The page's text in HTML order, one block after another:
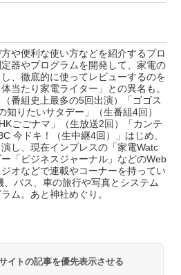
や便利な使い方などを紹介するプロ
器やプログラムを開発して、家電の
、徹底的に使ってレビューするのを
当たり家電ライター」との異名も。
番組史上最多の5回出演）「ゴゴス
知りたいサタデー」（生番組4回）
ごごナマ」（生放送2回）「カンテ
今ドキ！（生中継4回）」はじめ、
し、現在インプレスの「家電Watc
「ビジネスジャーナル」などのWeb
オなどで連載やコーナーを持ってい
バス、車の旅行や写真とシステム
ム。あと神社めぐり。
イトの記事を優先表示させる